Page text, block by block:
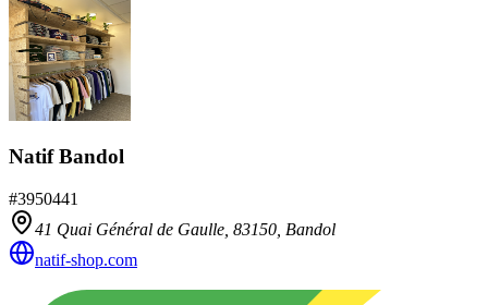
Natif Bandol
#3950441
41 Quai Général de Gaulle, 83150 Bandol
natif-shop.com